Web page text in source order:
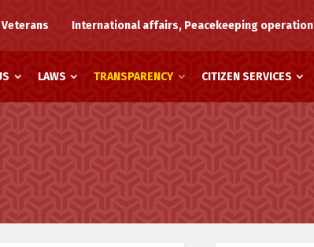
Veterans International affairs, Peacekeeping operation
LAWS TRANSPARENCY CITIZEN SERVICES